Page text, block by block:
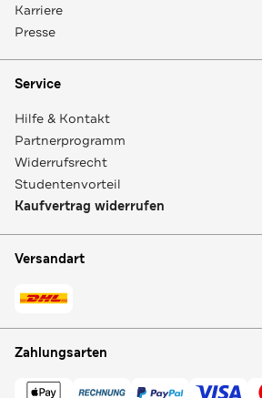
Karriere
Presse
Service
Hilfe & Kontakt
Partnerprogramm
Widerrufsrecht
Studentenvorteil
Kaufvertrag widerrufen
Versandart
Zahlungsarten